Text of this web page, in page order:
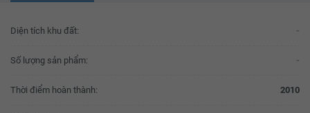
Diện tích khu đất: -
Số lượng sản phẩm: -
Thời điểm hoàn thành: 2010